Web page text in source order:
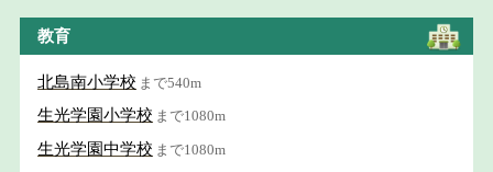
教育
北島南小学校 まで540m
生光学園小学校 まで1080m
生光学園中学校 まで1080m